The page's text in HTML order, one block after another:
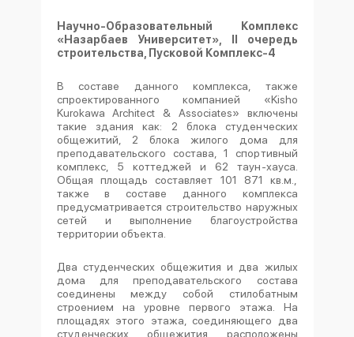
Научно-Образовательный Комплекс
«Назарбаев Университет», II очередь
строительства, Пусковой Комплекс-4
В составе данного комплекса, также
спроектированного компанией «Kisho
Kurokawa Architect & Associates» включены
такие здания как: 2 блока студенческих
общежитий, 2 блока жилого дома для
преподавательского состава, 1 спортивный
комплекс, 5 коттеджей и 62 таун-хауса.
Общая площадь составляет 101 871 кв.м.,
также в составе данного комплекса
предусматривается строительство наружных
сетей и выполнение благоустройства
территории объекта.
Два студенческих общежития и два жилых
дома для преподавательского состава
соединены между собой стилобатным
строением на уровне первого этажа. На
площадях этого этажа, соединяющего два
студенческих общежития расположены